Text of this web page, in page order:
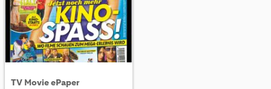
TV Movie ePaper